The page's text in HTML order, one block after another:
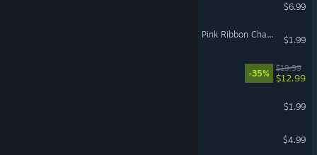
$6.99
American Truck Simulator - Pink Ribbon Charity Pack
$1.99
-35%
$19.99
$12.99
$1.99
$4.99